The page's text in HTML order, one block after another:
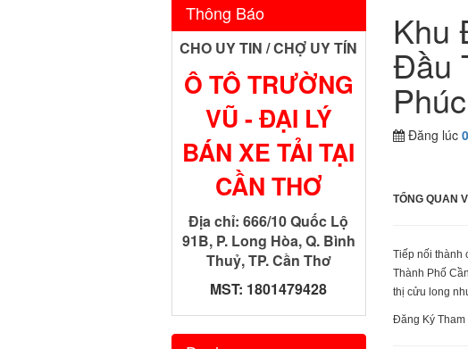
Thông Báo
CHO UY TIN / CHỢ UY TÍN
Ô TÔ TRƯỜNG
VŨ - ĐẠI LÝ
BÁN XE TẢI TẠI
CẦN THƠ
Địa chỉ: 666/10 Quốc Lộ
91B, P. Long Hòa, Q. Bình
Thuỷ, TP. Cần Thơ
MST: 1801479428
Khu
Đầu
Phúc
Đăng lúc
TỔNG QUAN
Tiếp nối thành
Thành Phố
thị cửu long
Đăng Ký Tham